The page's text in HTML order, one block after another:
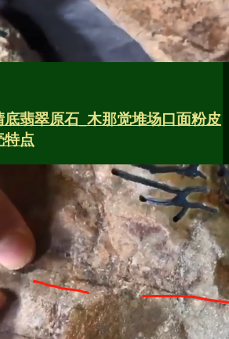
翡翠原石_木那觉堆场口面粉皮
特点